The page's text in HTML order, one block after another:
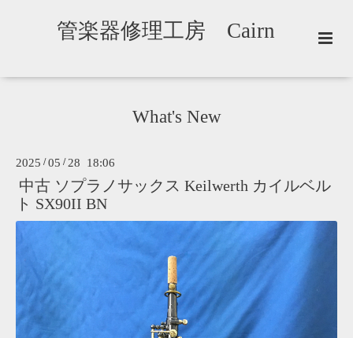
管楽器修理工房 Cairn
What's New
2025 /05 / 28 18:06
中古 ソプラノサックス Keilwerth カイルベル
ト SX90II BN